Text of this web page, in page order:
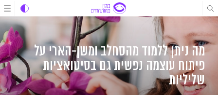
דלג
לתוכן
דלג
לתוכן
דלג
לניווט
מה ניתן ללמוד מהסחלב ומשן-הארי על
פיתוח עוצמה נפשית גם בסיטואציות
שליליות